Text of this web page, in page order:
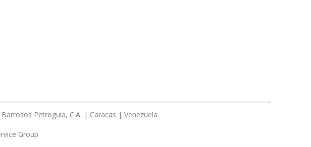
Petroguia, C.A. | Caracas | Venezuela
Group